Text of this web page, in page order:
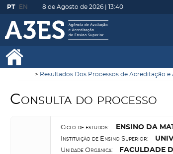
PT EN 8 de Agosto de 2026 | 13:40
Resultados Dos Processos de Acreditação e
Consulta do processo
Ciclo de estudos: E NSINO DA
Instituição de Ensino Superior: U
Unidade Orgânica: FACULDADE